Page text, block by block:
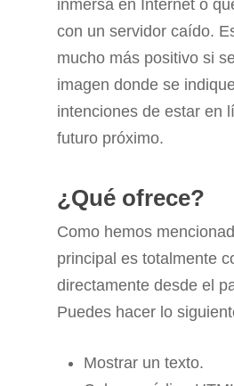
inmersa en Internet o
con un servidor caído.
mucho más positivo si
imagen donde se
intenciones de estar en
futuro próximo.
¿Qué ofrece?
Como hemos
principal es totalmente
directamente desde el
Puedes hacer lo
Mostrar un texto.